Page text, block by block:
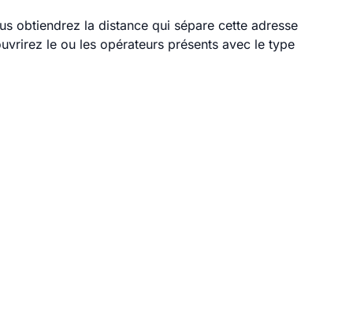
obtiendrez la distance qui sépare cette adresse
le ou les opérateurs présents avec le type